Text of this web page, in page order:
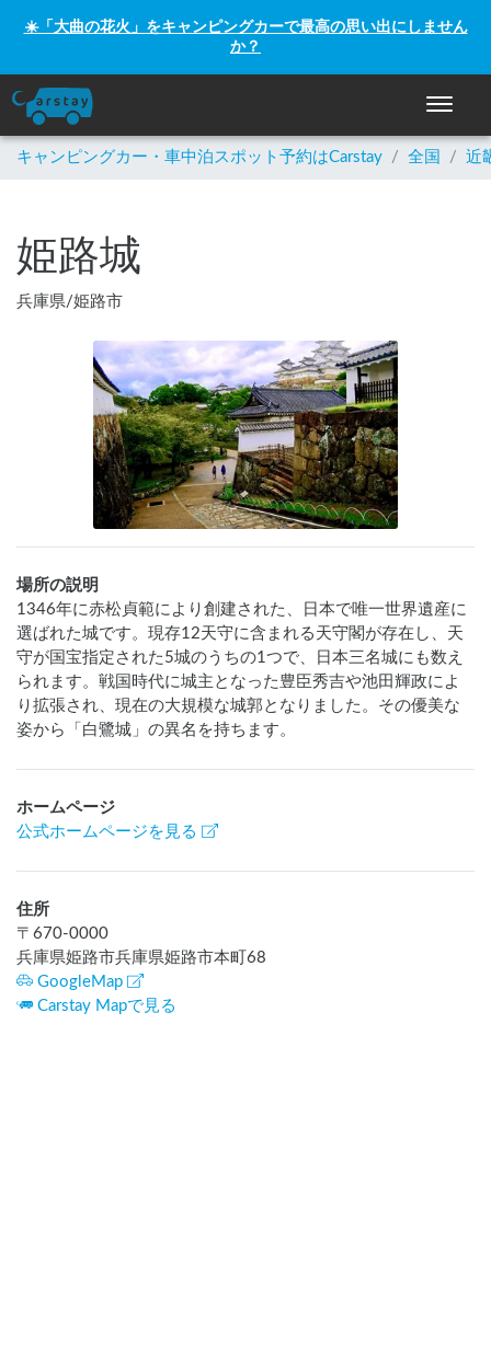
☀️「大曲の花火」をキャンピングカーで最高の思い出にしません
か？
ナビゲ
キャンピングカー・車中泊スポット予約はCarstay / 全国 / 近
姫路城
兵庫県/姫路市
場所の説明
1346年に赤松貞範により創建された、日本で唯一世界遺産に
選ばれた城です。現存12天守に含まれる天守閣が存在し、天
守が国宝指定された5城のうちの1つで、日本三名城にも数え
られます。戦国時代に城主となった豊臣秀吉や池田輝政によ
り拡張され、現在の大規模な城郭となりました。その優美な
姿から「白鷺城」の異名を持ちます。
ホームページ
公式ホームページを見る
住所
〒 670-0000
兵庫県姫路市兵庫県姫路市本町68
GoogleMap
Carstay Mapで見る